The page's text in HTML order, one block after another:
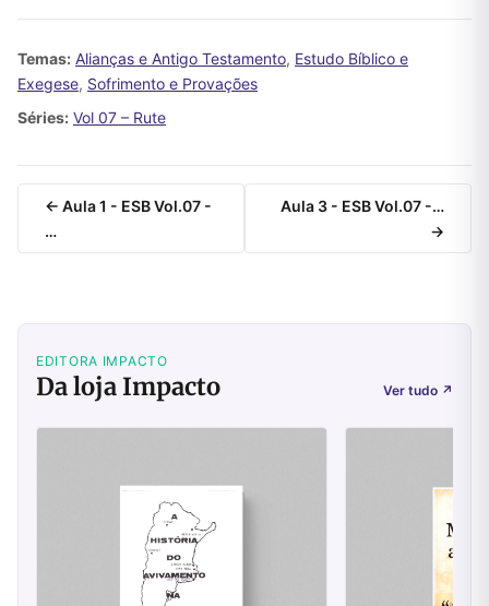
Temas: Alianças e Antigo Testamento, Estudo Bíblico e
Exegese, Sofrimento e Provações
Séries: Vol 07 – Rute
← Aula 1 - ESB Vol.07 -
…
Aula 3 - ESB Vol.07 -…
→
EDITORA IMPACTO
Da loja Impacto Ver tudo ↗